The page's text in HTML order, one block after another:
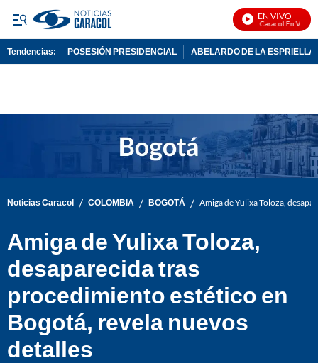
EN VIVO
Noticias Caracol En Vivo
Tendencias: POSESIÓN PRESIDENCIAL ABELARDO DE LA ESPRIELLA
Noticias Caracol / COLOMBIA / BOGOTÁ / Amiga de Yulixa Toloza,
Amiga de Yulixa Toloza,
desaparecida tras
procedimiento estético en
Bogotá, revela nuevos
detalles